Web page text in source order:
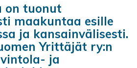
on tuonut
maakuntaa esille
ja kansainvälisesti.
Yrittäjät ry:n
ja